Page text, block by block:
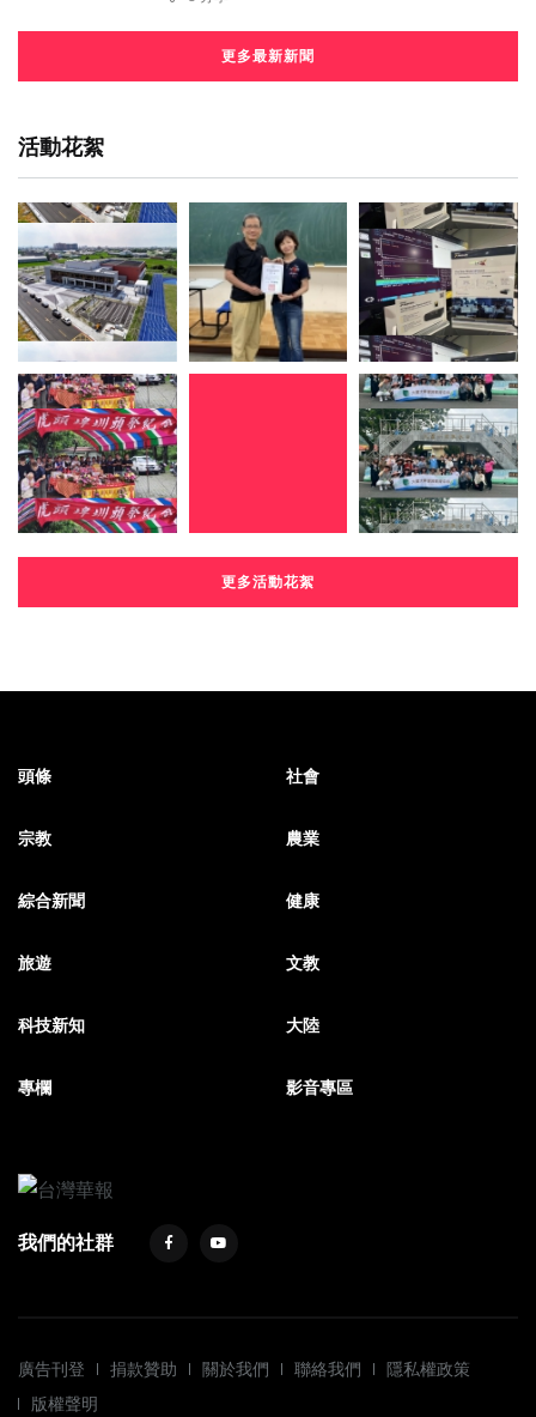
更多最新新聞
活動花絮
更多活動花絮
頭條 社會
宗教 農業
綜合新聞 健康
旅遊 文教
科技新知 大陸
專欄 影音專區
我們的社群
廣告刊登 捐款贊助 關於我們 聯絡我們
隱私權政策
版權聲明